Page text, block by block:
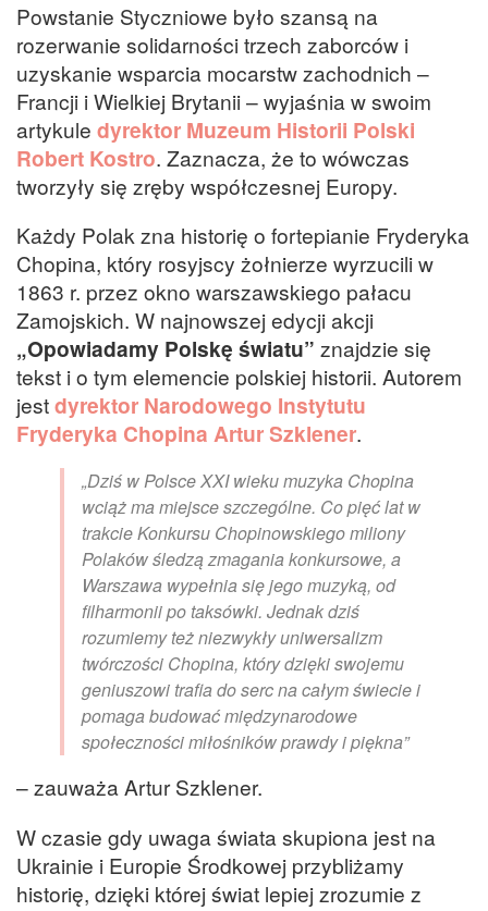
Powstanie Styczniowe było szansą na
rozerwanie solidarności trzech zaborców i
uzyskanie wsparcia mocarstw zachodnich –
Francji i Wielkiej Brytanii – wyjaśnia w swoim
artykule dyrektor Muzeum Historii Polski
Robert Kostro. Zaznacza, że to wówczas
tworzyły się zręby współczesnej Europy.
Każdy Polak zna historię o fortepianie Fryderyka
Chopina, który rosyjscy żołnierze wyrzucili w
1863 r. przez okno warszawskiego pałacu
Zamojskich. W najnowszej edycji akcji
„Opowiadamy Polskę światu” znajdzie się
tekst i o tym elemencie polskiej historii. Autorem
jestdyrektor Narodowego Instytutu
Fryderyka Chopina Artur Szklener.
„Dziś w Polsce XXI wieku muzyka Chopina
wciąż ma miejsce szczególne. Co pięć lat w
trakcie Konkursu Chopinowskiego miliony
Polaków śledzą zmagania konkursowe, a
Warszawa wypełnia się jego muzyką, od
filharmonii po taksówki. Jednak dziś
rozumiemy też niezwykły uniwersalizm
twórczości Chopina, który dzięki swojemu
geniuszowi trafia do serc na całym świecie i
pomaga budować międzynarodowe
społeczności miłośników prawdy i piękna”
– zauważa Artur Szklener.
W czasie gdy uwaga świata skupiona jest na
Ukrainie i Europie Środkowej przybliżamy
historię, dzięki której świat lepiej zrozumie z